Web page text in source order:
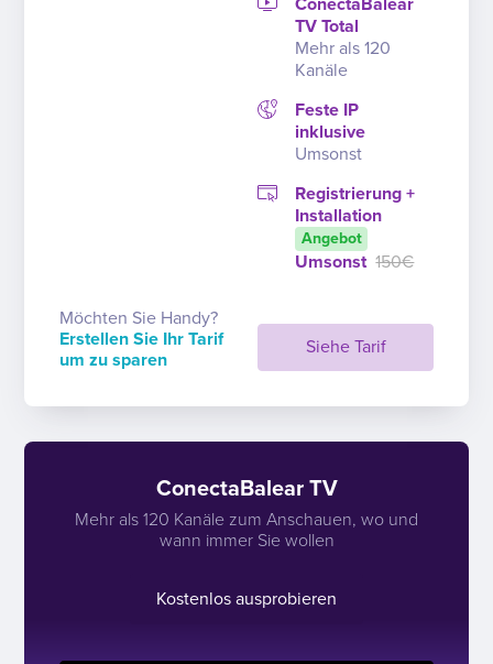
Siehe Tarif
TV Total
Mehr als 120
Kanäle
Feste IP
inklusive
Umsonst
Registrierung +
Installation
Angebot
Umsonst 150€
Möchten Sie Handy?
Erstellen Sie Ihr Tarif
um zu sparen
ConectaBalear TV
Mehr als 120 Kanäle zum Anschauen, wo und
wann immer Sie wollen
Kostenlos ausprobieren